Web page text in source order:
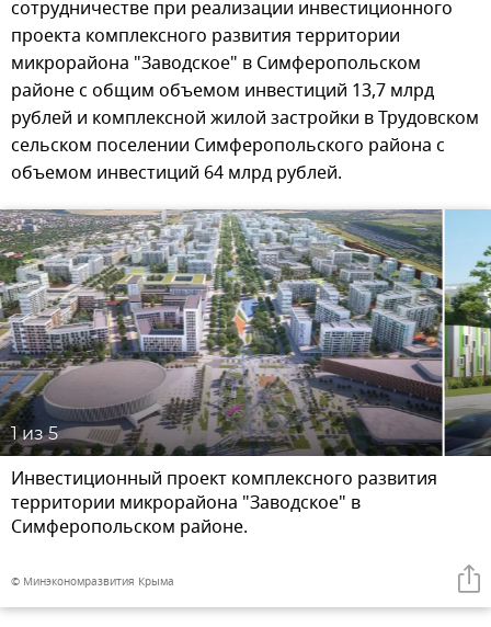
сотрудничестве при реализации инвестиционного
проекта комплексного развития территории
микрорайона "Заводское" в Симферопольском
районе с общим объемом инвестиций 13,7 млрд
рублей и комплексной жилой застройки в Трудовском
сельском поселении Симферопольского района с
объемом инвестиций 64 млрд рублей.
1из 5
Инвестиционный проект комплексного развития
территории микрорайона "Заводское" в
Симферопольском районе.
© Минэкономразвития Крыма